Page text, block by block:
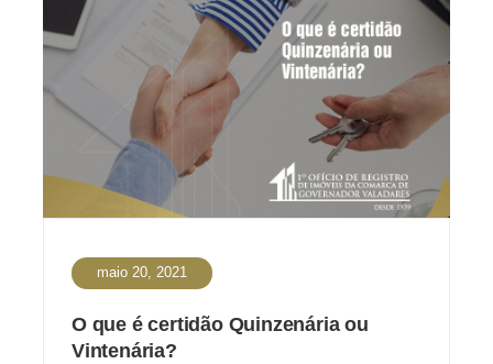
maio 20, 2021
O que é certidão Quinzenária ou
Vintenária?